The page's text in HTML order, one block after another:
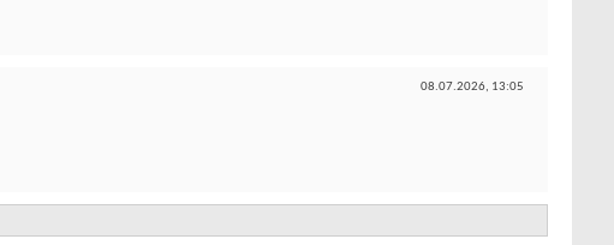
08.07.2026, 13:05